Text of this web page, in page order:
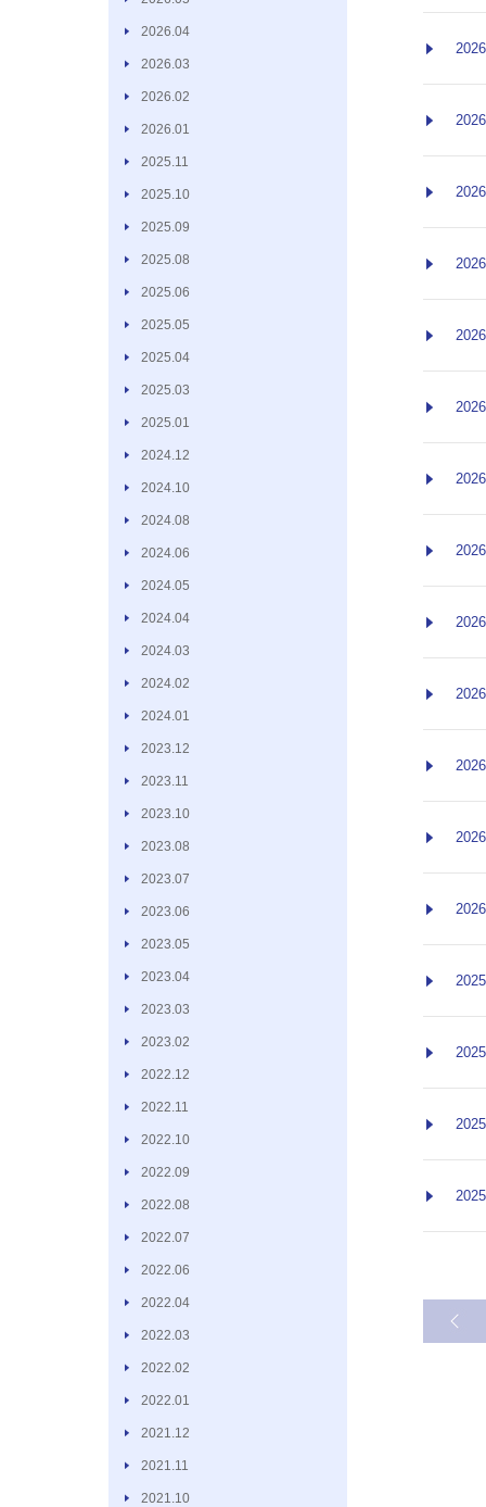
2026.04
2026.03
2026.02
2026.01
2025.11
2025.10
2025.09
2025.08
2025.06
2025.05
2025.04
2025.03
2025.01
2024.12
2024.10
2024.08
2024.06
2024.05
2024.04
2024.03
2024.02
2024.01
2023.12
2023.11
2023.10
2023.08
2023.07
2023.06
2023.05
2023.04
2023.03
2023.02
2022.12
2022.11
2022.10
2022.09
2022.08
2022.07
2022.06
2022.04
2022.03
2022.02
2022.01
2021.12
2021.11
2021.10